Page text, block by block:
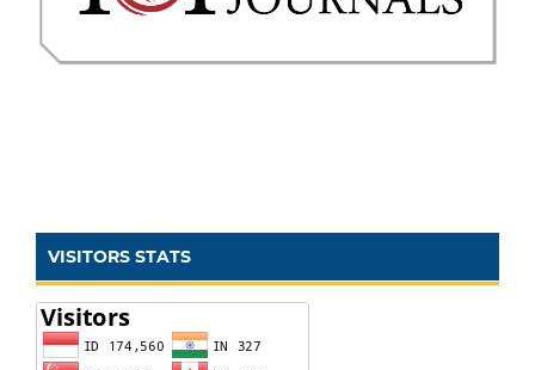
VISITORS STATS